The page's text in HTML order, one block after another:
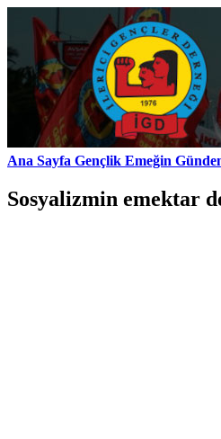
Ana Sayfa Gençlik Emeğin
Sosyalizmin emektar